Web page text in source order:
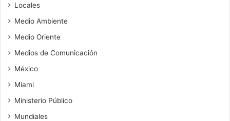
Locales
Medio Ambiente
Medio Oriente
Medios de Comunicación
México
Miami
Ministerio Público
Mundiales